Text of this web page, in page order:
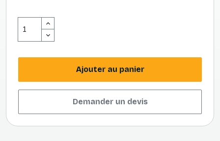
Ajouter au panier
Demander un devis